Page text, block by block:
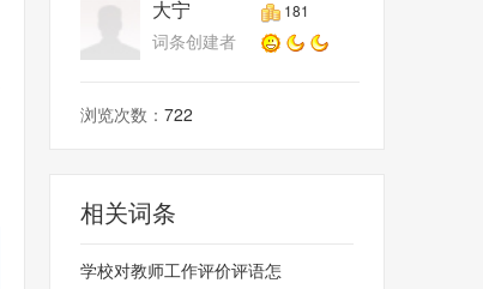
大宁 181
词条创建者
浏览次数： 722
相关词条
学校对教师工作评价评语怎